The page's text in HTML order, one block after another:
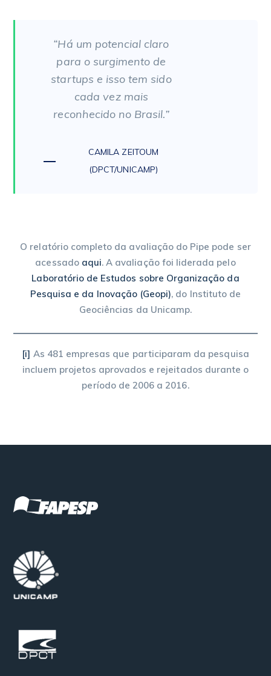
“Há um potencial claro
para o surgimento de
startups e isso tem sido
cada vez mais
reconhecido no Brasil.”
CAMILA ZEITOUM
(DPCT/UNICAMP)
O relatório completo da avaliação do Pipe pode ser
acessado aqui. A avaliação foi liderada pelo
Laboratório de Estudos sobre Organização da
Pesquisa e da Inovação (Geopi), do Instituto de
Geociências da Unicamp.
[i] As 481 empresas que participaram da pesquisa
incluem projetos aprovados e rejeitados durante o
período de 2006 a 2016.